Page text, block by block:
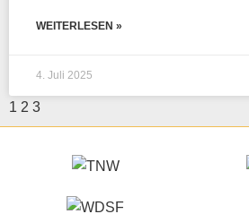
WEITERLESEN »
4. Juli 2025
1 2 3